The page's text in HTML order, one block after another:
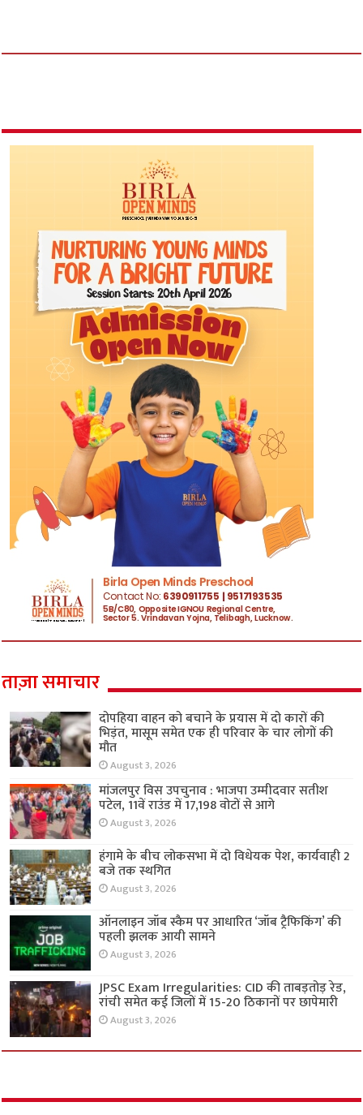
ताज़ा समाचार
दोपहिया वाहन को बचाने के प्रयास में दो कारों की
भिड़ंत, मासूम समेत एक ही परिवार के चार लोगों की
मौत
August 3, 2026
मांजलपुर विस उपचुनाव : भाजपा उम्मीदवार सतीश
पटेल, 11वें राउंड में 17,198 वोटों से आगे
August 3, 2026
हंगामे के बीच लोकसभा में दो विधेयक पेश, कार्यवाही 2
बजे तक स्थगित
August 3, 2026
ऑनलाइन जॉब स्कैम पर आधारित ‘जॉब ट्रैफिकिंग’ की
पहली झलक आयी सामने
August 3, 2026
JPSC Exam Irregularities: CID की ताबड़तोड़ रेड,
रांची समेत कई जिलों में 15-20 ठिकानों पर छापेमारी
August 3, 2026